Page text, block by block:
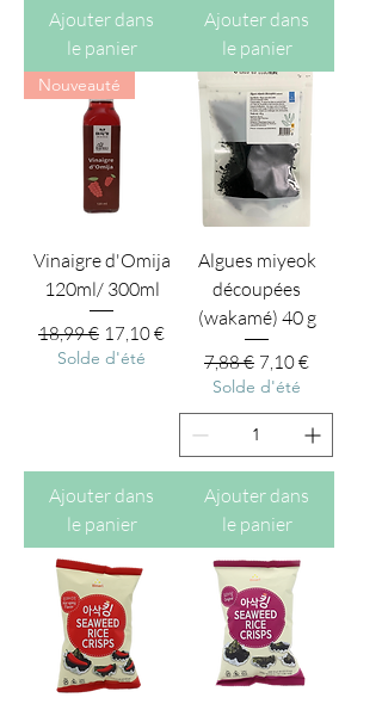
Ajouter dans
le panier
Ajouter dans
le panier
Nouveauté
Vinaigre d'Omija
120ml/ 300ml
Prix original
18,99 € Prix promotionnel
17,10 €
Solde d'été
Ajouter dans
le panier
Algues miyeok
découpées
(wakamé) 40 g
Prix original
7,88 € Prix
7,10 €
Solde d'été
Ajouter dans
le panier